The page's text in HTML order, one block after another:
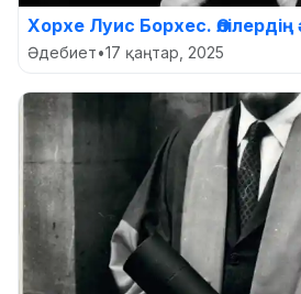
Хорхе Луис Борхес. Өлілердің
Әдебиет•17 қаңтар, 2025